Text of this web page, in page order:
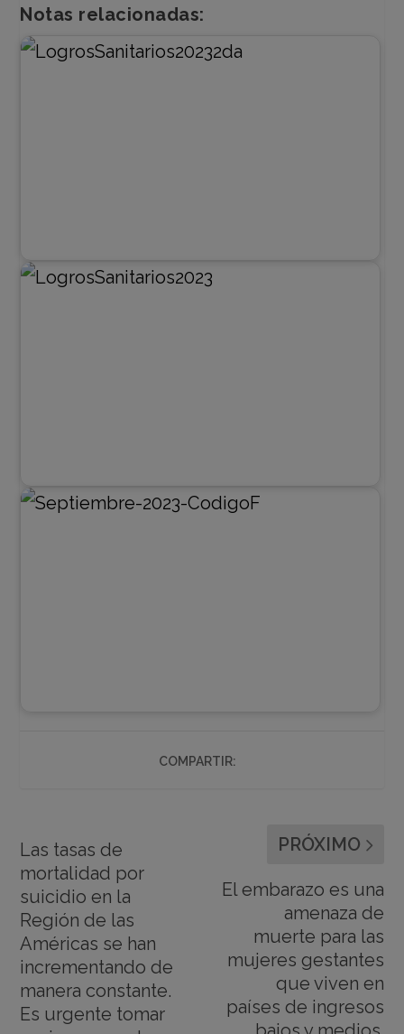
Notas relacionadas:
COMPARTIR:
Las tasas de
mortalidad por
suicidio en la
Región de las
Américas se han
incrementando de
manera constante.
Es urgente tomar
PRÓXIMO
El embarazo es una
amenaza de
muerte para las
mujeres gestantes
que viven en
países de ingresos